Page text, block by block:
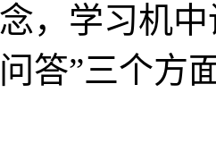
，学习机
答”三个方